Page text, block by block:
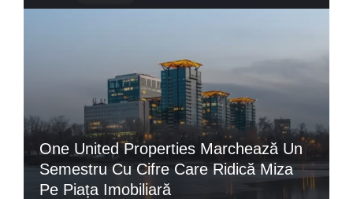
One United Properties Marchează Un
Semestru Cu Cifre Care Ridică Miza
Pe Piața Imobiliară